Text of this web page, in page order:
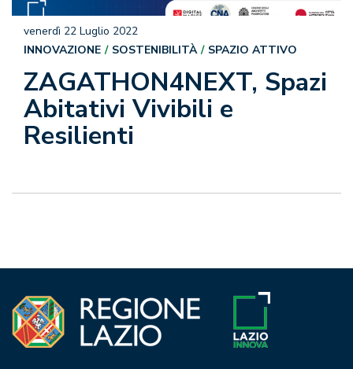
ZAGATHON4NEXT, Spazi
Abitativi Vivibili e
Resilienti
venerdì 22 Luglio 2022
INNOVAZIONE
SOSTENIBILITÀ SPAZIO ATTIVO